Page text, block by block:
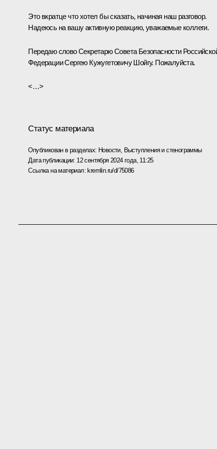
Это вкратце что хотел бы сказать, начиная наш разговор.
Надеюсь на вашу активную реакцию, уважаемые коллеги.
Передаю слово Секретарю Совета Безопасности
Федерации Сергею Кужугетовичу Шойгу. Пожалуйста.
<…>
Статус материала
Опубликован в разделах: Новости, Выступления и стенограммы
Дата публикации: 12 сентября 2024 года, 11:25
Ссылка на материал: kremlin.ru/d/75086